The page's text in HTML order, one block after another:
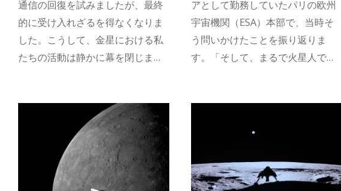
通信の回復を試みましたが、最終
的に受け入れざるを得なくなりま
した。こうして、金星における私
たちの活動は静かに幕を閉じまし
アとして勤務していたパリの欧州
宇宙機関（ESA）本部で、当時そ
う問いかけたことを振り返りま
す。「そして、まるで火星人でも